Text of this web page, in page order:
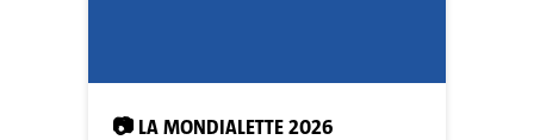
📷 LA MONDIALETTE 2026